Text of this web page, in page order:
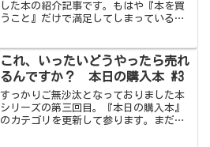
した本の紹介記事です。もはや『本を買
うこと』だけで満足してしまっている気
には書評記事『浅見家の本棚』でご紹介
したいと思います。
これ、いったいどうやったら売れ
るんですか？ 本日の購入本 #3
すっかりご無沙汰となっておりました本
シリーズの第三回目。『本日の購入本』
のカテゴリを更新して参ります。まだ読